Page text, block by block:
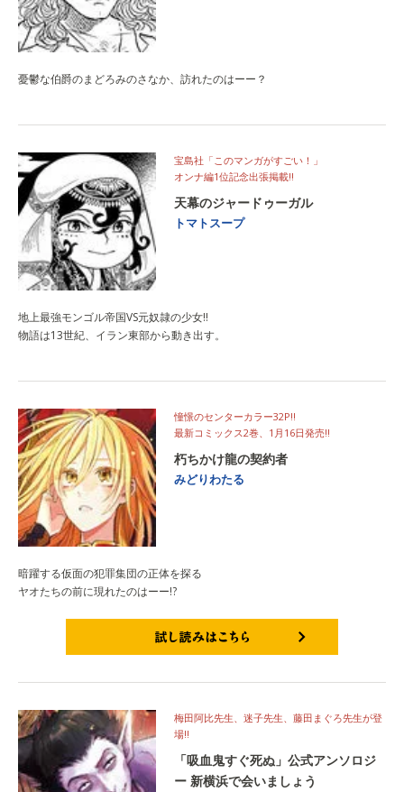
憂鬱な伯爵のまどろみのさなか、訪れたのはーー？
宝島社「このマンガがすごい！」
オンナ編1位記念出張掲載!!
天幕のジャードゥーガル
トマトスープ
地上最強モンゴル帝国VS元奴隷の少女!!
物語は13世紀、イラン東部から動き出す。
憧憬のセンターカラー32P!!
最新コミックス2巻、1月16日発売!!
朽ちかけ龍の契約者
みどりわたる
暗躍する仮面の犯罪集団の正体を探る
ヤオたちの前に現れたのはーー!?
梅田阿比先生、迷子先生、藤田まぐろ先生が登
場!!
「吸血鬼すぐ死ぬ」公式アンソロジ
ー 新横浜で会いましょう